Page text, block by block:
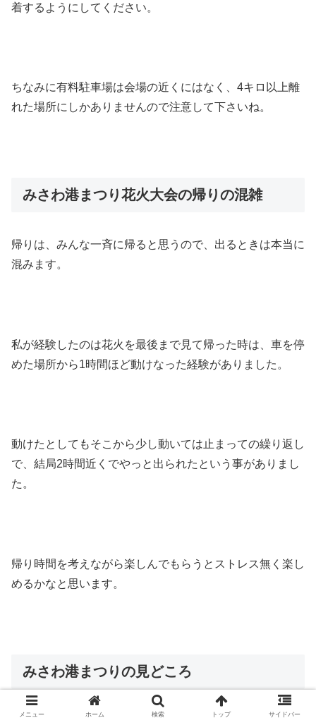
着するようにしてください。
ちなみに有料駐車場は会場の近くにはなく、4キロ以上離
れた場所にしかありませんので注意して下さいね。
みさわ港まつり花火大会の帰りの混雑
帰りは、みんな一斉に帰ると思うので、出るときは本当に
混みます。
私が経験したのは花火を最後まで見て帰った時は、車を停
めた場所から1時間ほど動けなった経験がありました。
動けたとしてもそこから少し動いては止まっての繰り返し
で、結局2時間近くでやっと出られたという事がありまし
た。
帰り時間を考えながら楽しんでもらうとストレス無く楽し
めるかなと思います。
みさわ港まつりの見どころ
花火の感想は言うまでもなくという感じはありますが、ド
メニュー ホーム 検索 トップ サイドバー